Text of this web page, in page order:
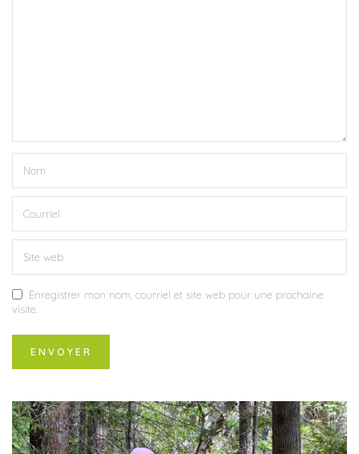
Enregistrer mon nom, courriel et site web pour une prochaine
visite.